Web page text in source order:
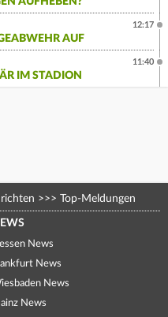
AUF
12:17
IM STADION
11:40
>>> Top-Meldungen
News
News
News
News